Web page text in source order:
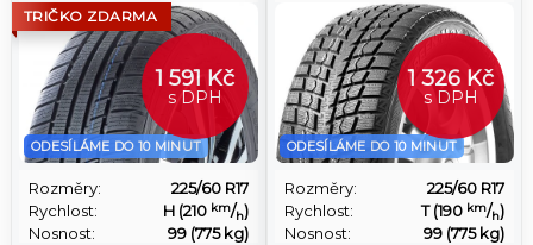
TRIČKO ZDARMA
ODESÍLÁME DO 10 MINUT
1 591 Kč
s DPH
Rozměry:
225/60 R17
Rychlost:
H (210 km/h)
Nosnost:
99 (775 kg)
ODESÍLÁME DO 10 MINUT
1 326 Kč
s DPH
Rozměry:
225/60 R17
Rychlost:
T (190 km/h)
Nosnost:
99 (775 kg)